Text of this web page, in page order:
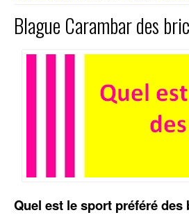
Blague Carambar des
Quel est le sport préféré